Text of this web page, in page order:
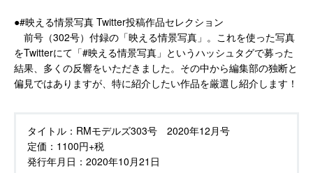
●#映える情景写真 Twitter投稿作品セレクション
前号（302号）付録の「映える情景写真」。これを使った写真
をTwitterにて「#映える情景写真」というハッシュタグで募った
結果、多くの反響をいただきました。その中から編集部の独断と
偏見ではありますが、特に紹介したい作品を厳選し紹介します！
タイトル： RMモデルズ303号 2020年12月号
定価： 1100円+税
発行年月日： 2020年10月21日